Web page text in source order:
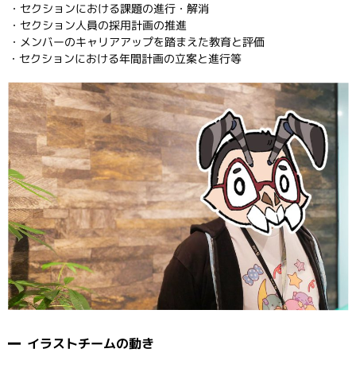
・セクションにおける課題の進行・解消
・セクション人員の採用計画の推進
・メンバーのキャリアアップを踏まえた教育と評価
・セクションにおける年間計画の立案と進行等
イラストチームの動き